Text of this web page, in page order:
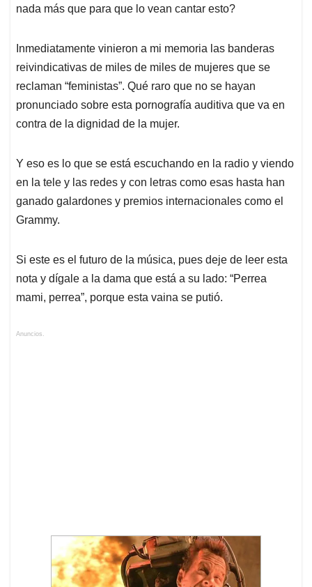
nada más que para que lo vean cantar esto?
Inmediatamente vinieron a mi memoria las banderas
reivindicativas de miles de miles de mujeres que se
reclaman “feministas”. Qué raro que no se hayan
pronunciado sobre esta pornografía auditiva que va en
contra de la dignidad de la mujer.
Y eso es lo que se está escuchando en la radio y viendo
en la tele y las redes y con letras como esas hasta han
ganado galardones y premios internacionales como el
Grammy.
Si este es el futuro de la música, pues deje de leer esta
nota y dígale a la dama que está a su lado: “Perrea
mami, perrea”, porque esta vaina se putió.
Anuncios.